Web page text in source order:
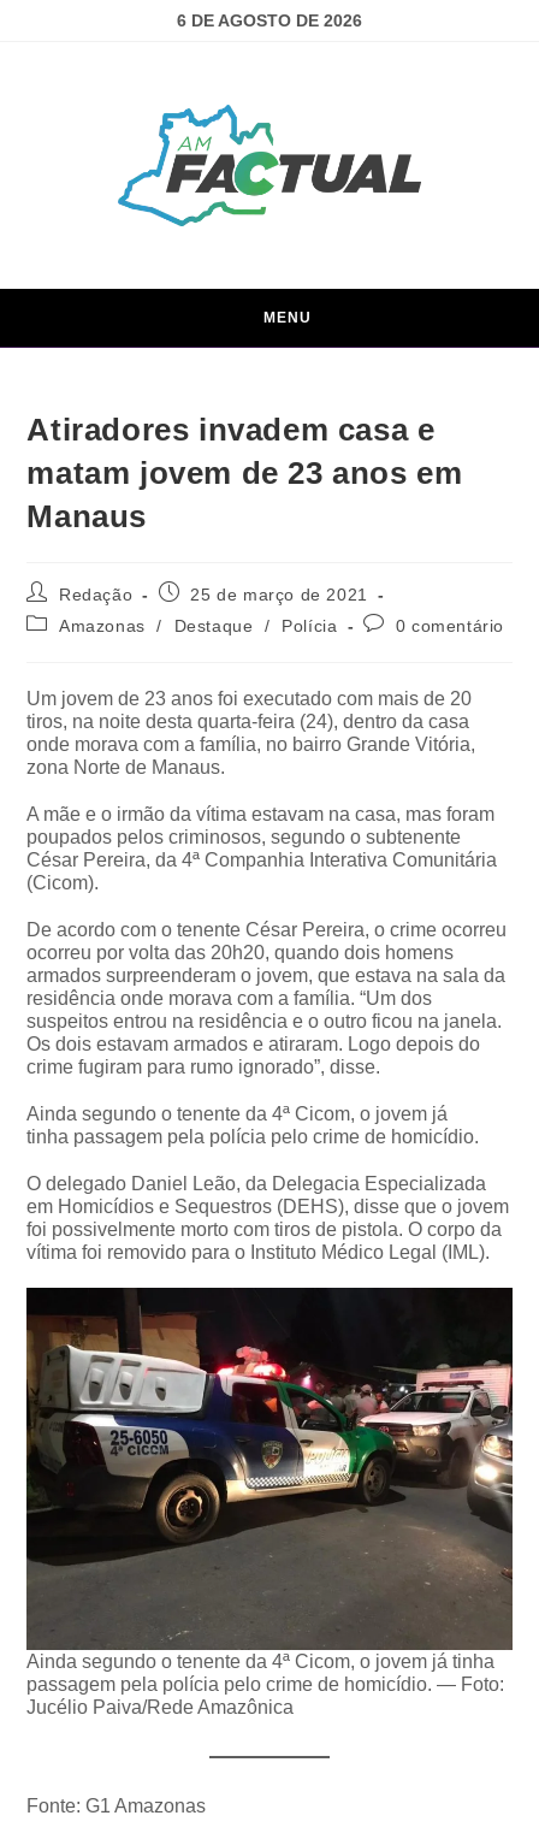
6 DE AGOSTO DE 2026
MENU
Atiradores invadem casa e
matam jovem de 23 anos em
Manaus
Redação
25 de março de 2021
Amazonas
/ Destaque / Polícia 0 comentário
Um jovem de 23 anos foi executado com mais de 20
tiros, na noite desta quarta-feira (24), dentro da casa
onde morava com a família, no bairro Grande Vitória,
zona Norte de Manaus.
A mãe e o irmão da vítima estavam na casa, mas foram
poupados pelos criminosos, segundo o subtenente
César Pereira, da 4ª Companhia Interativa Comunitária
(Cicom).
De acordo com o tenente César Pereira, o crime ocorreu
ocorreu por volta das 20h20, quando dois homens
armados surpreenderam o jovem, que estava na sala da
residência onde morava com a família. “Um dos
suspeitos entrou na residência e o outro ficou na janela.
Os dois estavam armados e atiraram. Logo depois do
crime fugiram para rumo ignorado”, disse.
Ainda segundo o tenente da 4ª Cicom, o jovem já
tinha passagem pela polícia pelo crime de homicídio.
O delegado Daniel Leão, da Delegacia Especializada
em Homicídios e Sequestros (DEHS), disse que o jovem
foi possivelmente morto com tiros de pistola. O corpo da
vítima foi removido para o Instituto Médico Legal (IML).
Ainda segundo o tenente da 4ª Cicom, o jovem já tinha
passagem pela polícia pelo crime de homicídio. — Foto:
Jucélio Paiva/Rede Amazônica
Fonte: G1 Amazonas